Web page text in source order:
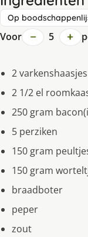
Op
Voor − 5 +
2
2 1/2 el
250 gram
5 perziken
150 gram
150 gram
braadboter
peper
zout